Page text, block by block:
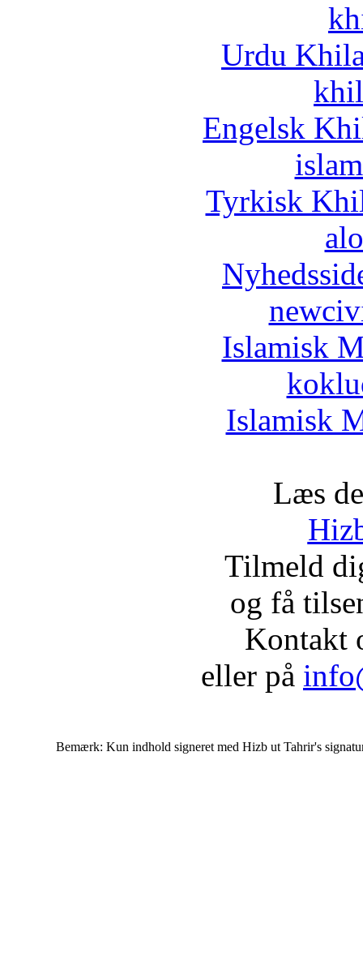
Urdu
Engelsk
Tyrkisk
Islamisk
Islamisk
Læs
Tilmeld
og få
Kontakt
eller på
Bemærk: Kun indhold signeret med Hizb ut Tahrir's